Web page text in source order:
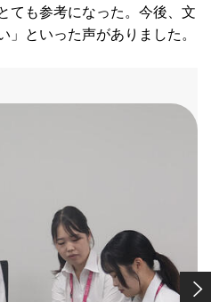
ても参考になった。今後、文
といった声がありました。